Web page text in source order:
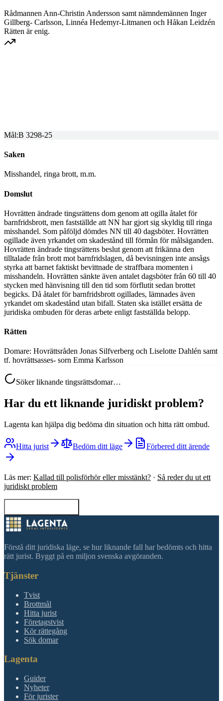
Rådmannen Ann-Christin Andersson samt nämndemännen Inger
Gillberg- Carlsson, Linnéa Hedemyr-Litmanen och Håkan Leidzén
Rätten är enig.
Mål:B 3298-25
Saken
Misshandel, ringa brott, m.m.
Domslut
Hovrätten ändrade tingsrättens dom genom att ogilla åtalet för
barnfridsbrott, men fastställde att NN har gjort sig skyldig till ringa
misshandel. Som påföljd dömdes NN till 40 dagsböter. Hovrätten
ogillade även yrkandet om skadestånd till förmån för målsäganden.
Hovrätten ändrade tingsrättens beslut genom att frikänna den
tilltalade från brott mot barnfridslagen, då bevisningen inte ansågs
styrka att barnet faktiskt bevittnade de straffbara momenten i
misshandeln. Hovrätten sänkte även antalet dagsböter från 60 till 40
stycken med hänvisning till den tid som förflutit sedan brottet
begicks. Då åtalet för barnfridsbrott ogillades, lämnades även
yrkandet om skadestånd utan bifall. Staten ska istället ersätta de
juridiska ombuden för deras arbete enligt fastställda belopp.
Rätten
Domare: Hovrättsråden Jonas Silfverberg och Liselotte Dahlén samt
tf. hovrättsasses- sorn Emma Karlsson
Söker liknande tingsrättsdomar…
Har du ett liknande juridiskt problem?
Lagenta kan hjälpa dig bedöma din situation och hitta rätt ombud.
Hitta jurist Bedöm ditt läge Förbered ditt ärende
Läs mer: Kallad till polisförhör eller misstänkt? · Så reder du ut ett
juridiskt problem
Förstå ditt juridiska läge, se hur liknande fall har bedömts och hitta
rätt jurist. Byggt på en miljon svenska avgöranden.
Tjänster
Tvist
Brottmål
Hitta jurist
Företagstvist
Kör rättegång
Sök domar
Lagenta
Guider
Nyheter
För jurister